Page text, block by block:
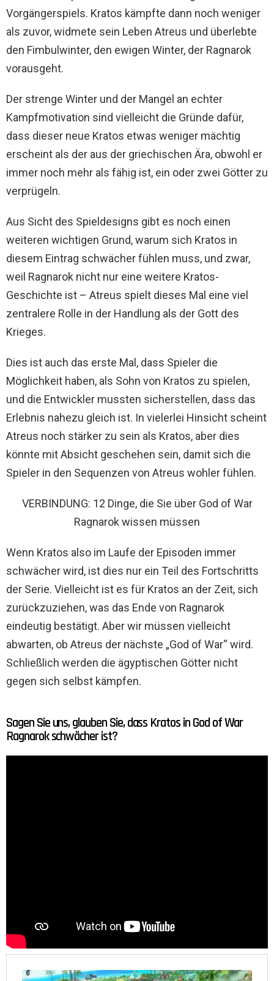
Vorgängerspiels. Kratos kämpfte dann noch weniger
als zuvor, widmete sein Leben Atreus und überlebte
den Fimbulwinter, den ewigen Winter, der Ragnarok
vorausgeht.
Der strenge Winter und der Mangel an echter
Kampfmotivation sind vielleicht die Gründe dafür,
dass dieser neue Kratos etwas weniger mächtig
erscheint als der aus der griechischen Ära, obwohl er
immer noch mehr als fähig ist, ein oder zwei Götter zu
verprügeln.
Aus Sicht des Spieldesigns gibt es noch einen
weiteren wichtigen Grund, warum sich Kratos in
diesem Eintrag schwächer fühlen muss, und zwar,
weil Ragnarok nicht nur eine weitere Kratos-
Geschichte ist – Atreus spielt dieses Mal eine viel
zentralere Rolle in der Handlung als der Gott des
Krieges.
Dies ist auch das erste Mal, dass Spieler die
Möglichkeit haben, als Sohn von Kratos zu spielen,
und die Entwickler mussten sicherstellen, dass das
Erlebnis nahezu gleich ist. In vielerlei Hinsicht scheint
Atreus noch stärker zu sein als Kratos, aber dies
könnte mit Absicht geschehen sein, damit sich die
Spieler in den Sequenzen von Atreus wohler fühlen.
VERBINDUNG: 12 Dinge, die Sie über God of War
Ragnarok wissen müssen
Wenn Kratos also im Laufe der Episoden immer
schwächer wird, ist dies nur ein Teil des Fortschritts
der Serie. Vielleicht ist es für Kratos an der Zeit, sich
zurückzuziehen, was das Ende von Ragnarok
eindeutig bestätigt. Aber wir müssen vielleicht
abwarten, ob Atreus der nächste „God of War“ wird.
Schließlich werden die ägyptischen Götter nicht
gegen sich selbst kämpfen.
Sagen Sie uns, glauben Sie, dass Kratos in God of War
Ragnarok schwächer ist?